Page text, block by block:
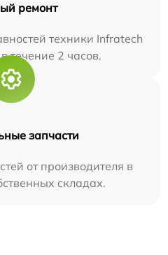
ремонт
техники Infratech
течение 2 часов.
запчасти
от производителя в
складах.